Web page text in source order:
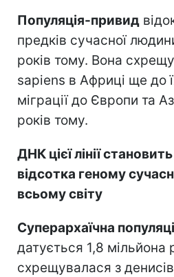
Популяція-привид
предків сучасної
років тому. Вона
sapiens в Африці ще до
міграції до Європи та
років тому.
ДНК цієї лінії
відсотка геному
всьому світу
Суперархаїчна
датується 1,8 мільйона
схрещувалася з